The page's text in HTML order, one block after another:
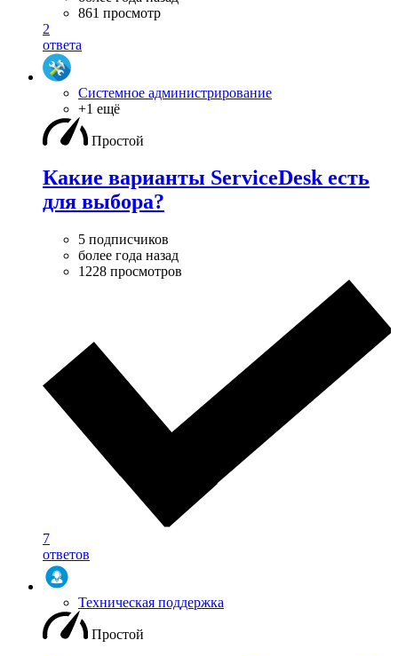
861 просмотр
2
ответа
Системное администрирование
+1 ещё
Простой
Какие варианты ServiceDesk есть
для выбора?
5 подписчиков
более года назад
1228 просмотров
7
ответов
Техническая поддержка
Простой